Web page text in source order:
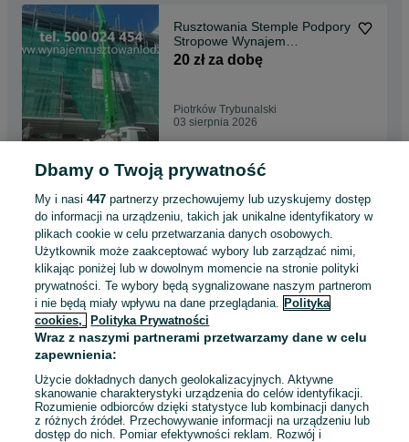
Rusztowania Stemple Podpory
Stropowe Wynajem
Wypożyczalania Rusztowań
Piotrków Trybunalski
20 zł za dobę
Piotrków Trybunalski
03 sierpnia 2026
Rusztowania Stemple Podpory
Stropowe Wynajem
Wypożyczlania Rusztowań
Tomaszów Mazowiecki
20 zł za dobę
Tomaszów Mazowiecki
03 sierpnia 2026
Rusztowania Stemple Podpory
Stropowe Wynajem
Kutno
Kutno
03 sierpnia 2026
Dbamy o Twoją prywatność
My i nasi447 partnerzy przechowujemy lub uzyskujemy dostęp
do informacji na urządzeniu, takich jak unikalne identyfikatory w
plikach cookie w celu przetwarzania danych osobowych.
Użytkownik może zaakceptować wybory lub zarządzać nimi,
klikając poniżej lub w dowolnym momencie na stronie polityki
prywatności. Te wybory będą sygnalizowane naszym partnerom
i nie będą miały wpływu na dane przeglądania. Polityka
cookies,
Polityka Prywatności
Wraz z naszymi partnerami przetwarzamy dane w celu
zapewnienia:
Użycie dokładnych danych geolokalizacyjnych. Aktywne
skanowanie charakterystyki urządzenia do celów identyfikacji.
Rozumienie odbiorców dzięki statystyce lub kombinacji danych
z różnych źródeł. Przechowywanie informacji na urządzeniu lub
dostęp do nich. Pomiar efektywności reklam. Rozwój i